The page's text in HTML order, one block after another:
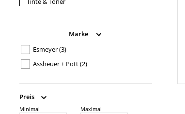
Marke
Esmeyer(3)
Assheuer + Pott(2)
Preis
Minimal Maximal